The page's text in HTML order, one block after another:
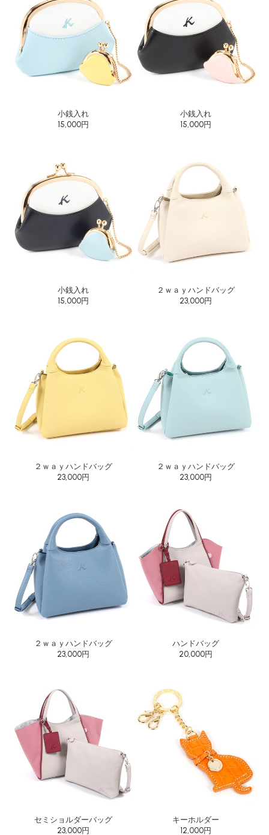
小銭入れ
15,000円
小銭入れ
15,000円
小銭入れ
15,000円
２ｗａｙハンドバッグ
23,000円
２ｗａｙハンドバッグ
23,000円
２ｗａｙハンドバッグ
23,000円
２ｗａｙハンドバッグ
23,000円
ハンドバッグ
20,000円
セミショルダーバッグ
23,000円
キーホルダー
12,000円